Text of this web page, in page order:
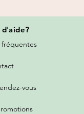
d'aide?
vous